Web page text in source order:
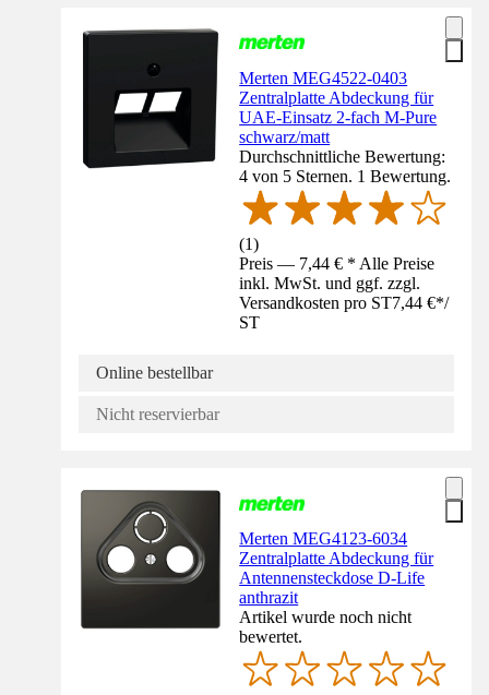
Merten MEG4522-0403
Zentralplatte Abdeckung für
UAE-Einsatz 2-fach M-Pure
schwarz/matt
Durchschnittliche Bewertung:
4 von 5 Sternen. 1 Bewertung.
(1)
Preis — 7,44 € * Alle Preise
inkl. MwSt. und ggf. zzgl.
Versandkosten pro ST7,44 €*/
ST
Online bestellbar
Nicht reservierbar
Merten MEG4123-6034
Zentralplatte Abdeckung für
Antennensteckdose D-Life
anthrazit
Artikel wurde noch nicht
bewertet.